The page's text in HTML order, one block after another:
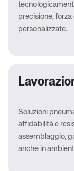
precisione,
personalizzate.
Soluzioni
affidabilità e
assemblaggio,
anche in